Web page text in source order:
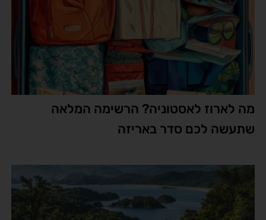
מה לארוז לאסטוניה? הרשימה המלאה
שתעשה לכם סדר באריזה